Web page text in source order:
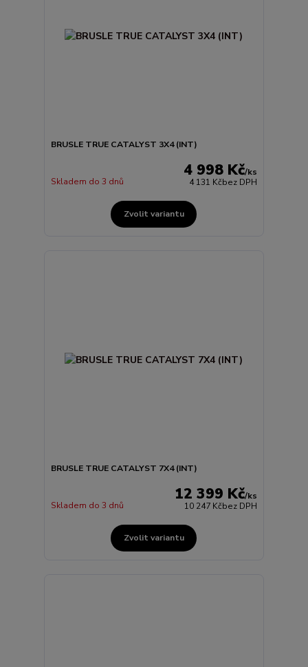
BRUSLE TRUE CATALYST 3X4 (INT)
4 998 Kč/ks
4 131 Kčbez DPH
Skladem do 3 dnů
Zvolit variantu
BRUSLE TRUE CATALYST 7X4 (INT)
12 399 Kč/ks
10 247 Kčbez DPH
Skladem do 3 dnů
Zvolit variantu